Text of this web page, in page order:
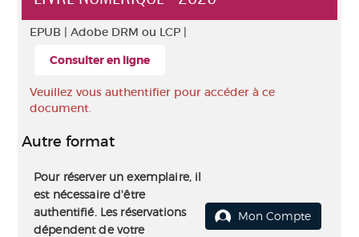
EPUB | Adobe DRM ou LCP |
Consulter en ligne
Veuillez vous authentifier pour accéder à ce
document.
Autre format
Pour réserver un exemplaire, il
est nécessaire d'être
authentifié. Les réservations
dépendent de votre
Mon Compte